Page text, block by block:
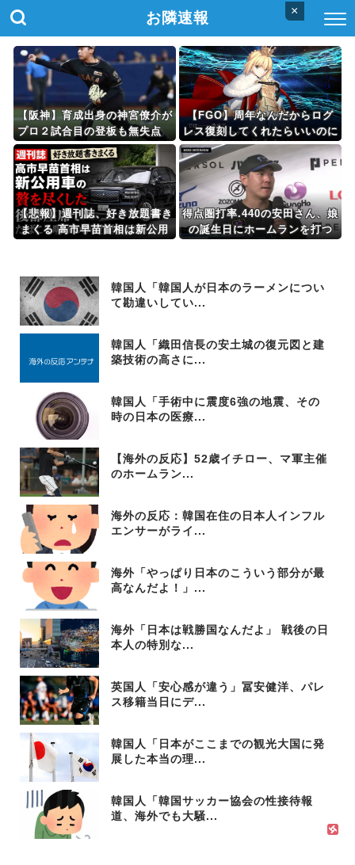
×
お隣速報
【阪神】育成出身の神宮僚介が
プロ２試合目の登板も無失点
ボスラーを三振に ピンチで抑
えた
【FGO】周年なんだからログ
レス復刻してくれたらいいのに
【悲報】週刊誌、好き放題書き
まくる 高市早苗首相は新公用
んどん延びる乗車時間」
得点圏打率.440の安田さん、娘
の誕生日にホームランを打つ
韓国人「韓国人が日本のラーメンについ
て勘違いしてい...
韓国人「織田信長の安土城の復元図と建
築技術の高さに...
韓国人「手術中に震度6強の地震、その
時の日本の医療...
【海外の反応】52歳イチロー、マ軍主催
のホームラン...
海外の反応：韓国在住の日本人インフル
エンサーがライ...
海外「やっぱり日本のこういう部分が最
高なんだよ！」...
海外「日本は戦勝国なんだよ」 戦後の日
本人の特別な...
英国人「安心感が違う」冨安健洋、パレ
ス移籍当日にデ...
韓国人「日本がここまでの観光大国に発
展した本当の理...
韓国人「韓国サッカー協会の性接待報
道、海外でも大騒...